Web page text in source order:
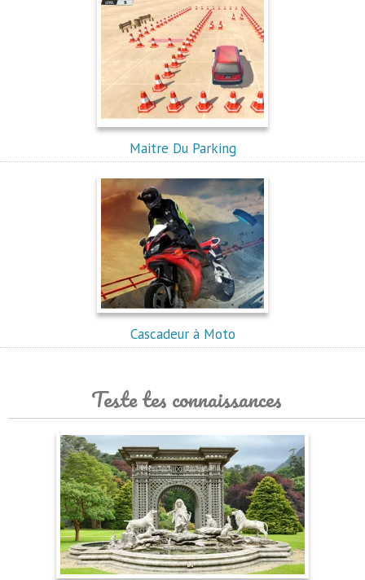
Maitre Du Parking
Cascadeur à Moto
Teste tes connaissances